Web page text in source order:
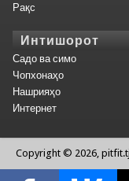
Рақс
Интишорот
Садо ва симо
Чопхонаҳо
Нашрияҳо
Интернет
Copyright © 2026, pitfit.tj